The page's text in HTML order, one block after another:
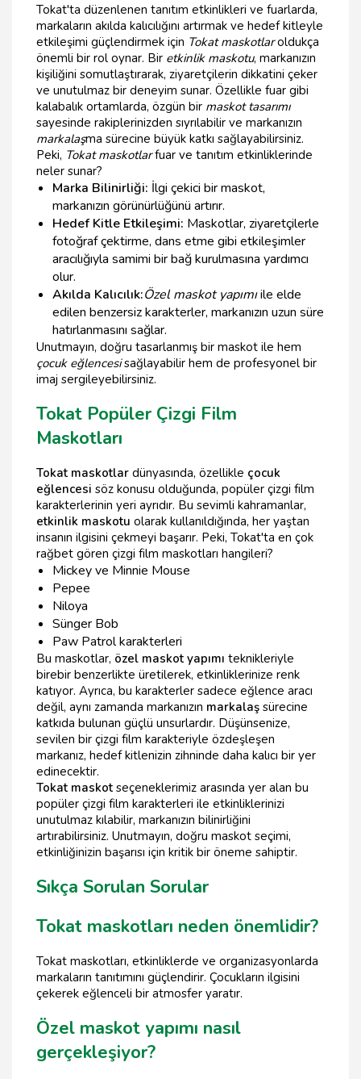
Tokat'ta düzenlenen tanıtım etkinlikleri ve fuarlarda,
markaların akılda kalıcılığını artırmak ve hedef kitleyle
etkileşimi güçlendirmek için Tokat maskotlaroldukça
önemli bir rol oynar. Bir etkinlik maskotu, markanızın
kişiliğini somutlaştırarak, ziyaretçilerin dikkatini çeker
ve unutulmaz bir deneyim sunar. Özellikle fuar gibi
kalabalık ortamlarda, özgün bir maskot tasarımı
sayesinde rakiplerinizden sıyrılabilir ve markanızın
markalaşma sürecine büyük katkı sağlayabilirsiniz.
Peki, Tokat maskotlarfuar ve tanıtım etkinliklerinde
neler sunar?
Marka Bilinirliği: İlgi çekici bir maskot,
markanızın görünürlüğünü artırır.
Hedef Kitle Etkileşimi: Maskotlar, ziyaretçilerle
fotoğraf çektirme, dans etme gibi etkileşimler
aracılığıyla samimi bir bağ kurulmasına yardımcı
olur.
Akılda Kalıcılık:Özel maskot yapımıile elde
edilen benzersiz karakterler, markanızın uzun süre
hatırlanmasını sağlar.
Unutmayın, doğru tasarlanmış bir maskot ile hem
çocuk eğlencesisağlayabilir hem de profesyonel bir
imaj sergileyebilirsiniz.
Tokat Popüler Çizgi Film
Maskotları
Tokat maskotlar dünyasında, özellikle çocuk
eğlencesi söz konusu olduğunda, popüler çizgi film
karakterlerinin yeri ayrıdır. Bu sevimli kahramanlar,
etkinlik maskotu olarak kullanıldığında, her yaştan
insanın ilgisini çekmeyi başarır. Peki, Tokat'ta en çok
rağbet gören çizgi film maskotları hangileri?
Mickey ve Minnie Mouse
Pepee
Niloya
Sünger Bob
Paw Patrol karakterleri
Bu maskotlar, özel maskot yapımı teknikleriyle
birebir benzerlikte üretilerek, etkinliklerinize renk
katıyor. Ayrıca, bu karakterler sadece eğlence aracı
değil, aynı zamanda markanızın markalaş sürecine
katkıda bulunan güçlü unsurlardır. Düşünsenize,
sevilen bir çizgi film karakteriyle özdeşleşen
markanız, hedef kitlenizin zihninde daha kalıcı bir yer
edinecektir.
Tokat maskot seçeneklerimiz arasında yer alan bu
popüler çizgi film karakterleri ile etkinliklerinizi
unutulmaz kılabilir, markanızın bilinirliğini
artırabilirsiniz. Unutmayın, doğru maskot seçimi,
etkinliğinizin başarısı için kritik bir öneme sahiptir.
Sıkça Sorulan Sorular
Tokat maskotları neden önemlidir?
Tokat maskotları, etkinliklerde ve organizasyonlarda
markaların tanıtımını güçlendirir. Çocukların ilgisini
çekerek eğlenceli bir atmosfer yaratır.
Özel maskot yapımı nasıl
gerçekleşiyor?